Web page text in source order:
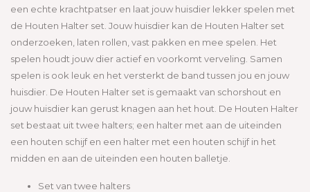
een echte krachtpatser en laat jouw huisdier lekker spelen met
de Houten Halter set. Jouw huisdier kan de Houten Halter set
onderzoeken, laten rollen, vast pakken en mee spelen. Het
spelen houdt jouw dier actief en voorkomt verveling. Samen
spelen is ook leuk en het versterkt de band tussen jou en jouw
huisdier. De Houten Halter set is gemaakt van schorshout en
jouw huisdier kan gerust knagen aan het hout. De Houten Halter
set bestaat uit twee halters; een halter met aan de uiteinden
een houten schijf en een halter met een houten schijf in het
midden en aan de uiteinden een houten balletje.
Set van twee halters